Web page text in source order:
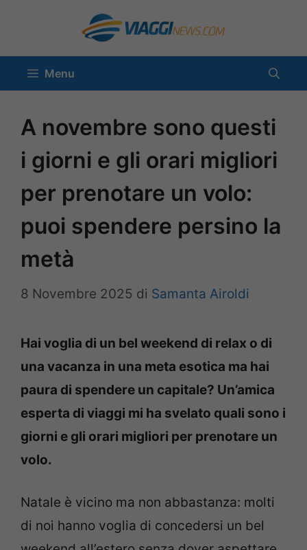
contenuto
Menu
A novembre sono questi
i giorni e gli orari migliori
per prenotare un volo:
puoi spendere persino la
metà
8 Novembre 2025 di Samanta Airoldi
Hai voglia di un bel weekend di relax o di
una vacanza in una meta esotica ma hai
paura di spendere un capitale? Un’amica
esperta di viaggi mi ha svelato quali sono i
giorni e gli orari migliori per prenotare un
volo.
Natale è vicino ma non abbastanza: molti
di noi hanno voglia di concedersi un bel